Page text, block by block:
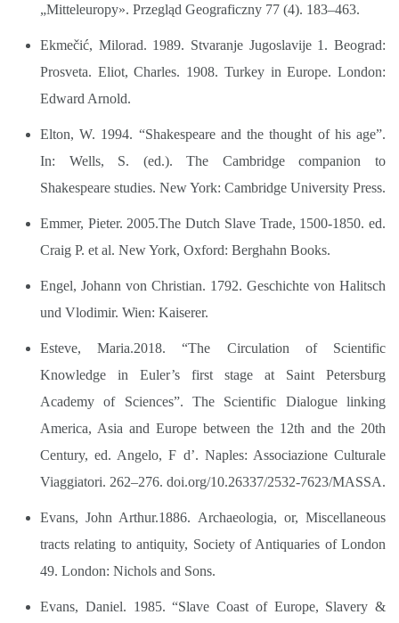
„Mitteleuropy». Przegląd Geograficzny 77 (4). 183–463.
Ekmečić, Milorad. 1989. Stvaranje Jugoslavije 1. Beograd:
Prosveta. Eliot, Charles. 1908. Turkey in Europe. London:
Edward Arnold.
Elton, W. 1994. “Shakespeare and the thought of his age”.
In: Wells, S. (ed.). The Cambridge companion to
Shakespeare studies. New York: Cambridge University Press.
Emmer, Pieter. 2005.The Dutch Slave Trade, 1500-1850. ed.
Craig P. et al. New York, Oxford: Berghahn Books.
Engel, Johann von Christian. 1792. Geschichte von Halitsch
und Vlodimir. Wien: Kaiserer.
Esteve, Maria.2018. “The Circulation of Scientific
Knowledge in Euler’s first stage at Saint Petersburg
Academy of Sciences”. The Scientific Dialogue linking
America, Asia and Europe between the 12th and the 20th
Century, ed. Angelo, F d’. Naples: Associazione Culturale
Viaggiatori. 262–276. doi.org/10.26337/2532-7623/MASSA.
Evans, John Arthur.1886. Archaeologia, or, Miscellaneous
tracts relating to antiquity, Society of Antiquaries of London
49. London: Nichols and Sons.
Evans, Daniel. 1985. “Slave Coast of Europe, Slavery &